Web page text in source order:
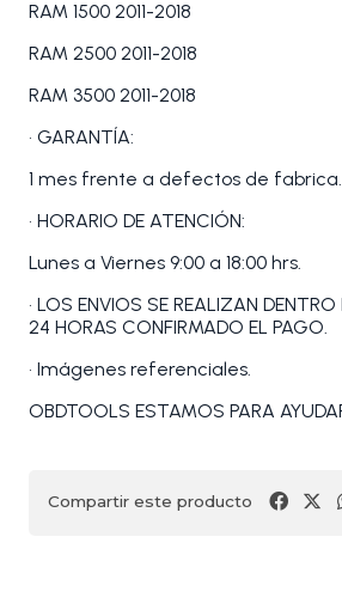
RAM 1500 2011-2018
RAM 2500 2011-2018
RAM 3500 2011-2018
• GARANTÍA:
1 mes frente a defectos de fabrica.
• HORARIO DE ATENCIÓN:
Lunes a Viernes 9:00 a 18:00 hrs.
• LOS ENVIOS SE REALIZAN DENTRO
24 HORAS CONFIRMADO EL PAGO.
• Imágenes referenciales.
OBDTOOLS ESTAMOS PARA
Compartir este producto